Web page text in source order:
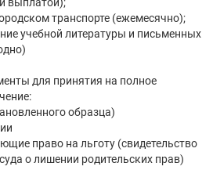
выплатой);
транспорте (ежемесячно);
учебной литературы и письменных
для принятия на полное
образца)
право на льготу (свидетельство
о лишении родительских прав)